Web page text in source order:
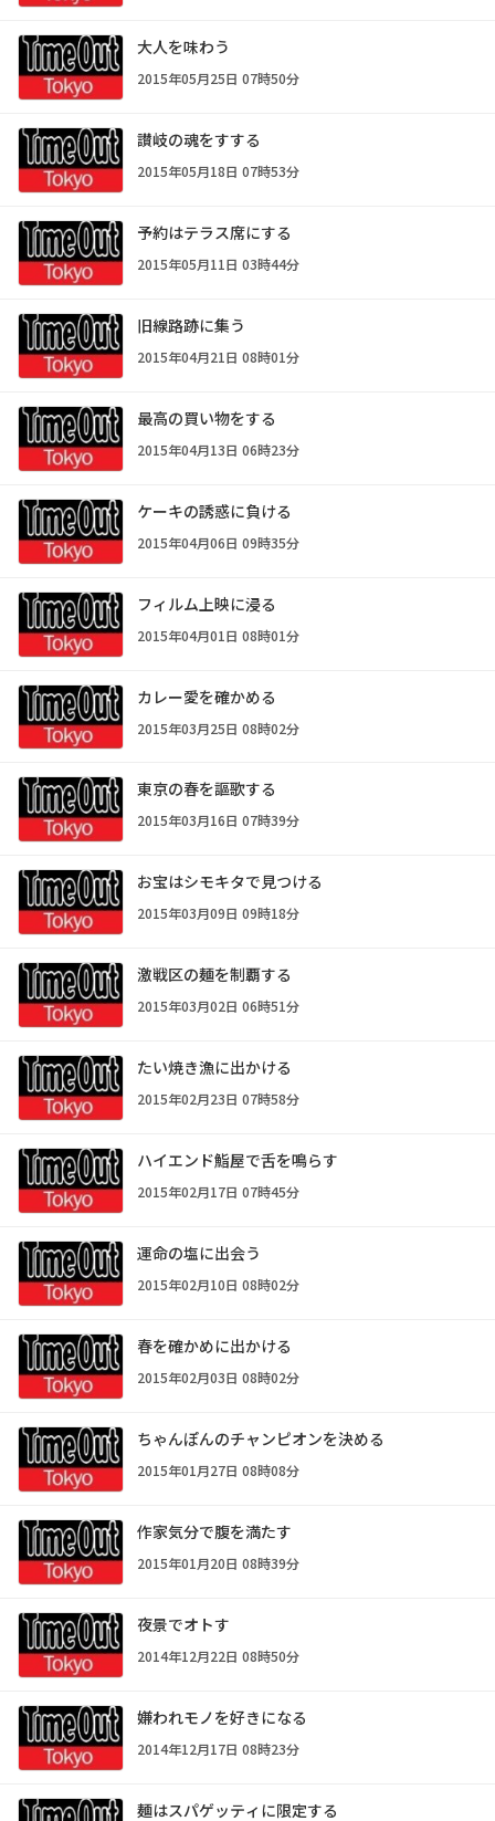
大人を味わう
2015年05月25日 07時50分
讃岐の魂をすする
2015年05月18日 07時53分
予約はテラス席にする
2015年05月11日 03時44分
旧線路跡に集う
2015年04月21日 08時01分
最高の買い物をする
2015年04月13日 06時23分
ケーキの誘惑に負ける
2015年04月06日 09時35分
フィルム上映に浸る
2015年04月01日 08時01分
カレー愛を確かめる
2015年03月25日 08時02分
東京の春を謳歌する
2015年03月16日 07時39分
お宝はシモキタで見つける
2015年03月09日 09時18分
激戦区の麺を制覇する
2015年03月02日 06時51分
たい焼き漁に出かける
2015年02月23日 07時58分
ハイエンド鮨屋で舌を鳴らす
2015年02月17日 07時45分
運命の塩に出会う
2015年02月10日 08時02分
春を確かめに出かける
2015年02月03日 08時02分
ちゃんぽんのチャンピオンを決める
2015年01月27日 08時08分
作家気分で腹を満たす
2015年01月20日 08時39分
夜景でオトす
2014年12月22日 08時50分
嫌われモノを好きになる
2014年12月17日 08時23分
麺はスパゲッティに限定する